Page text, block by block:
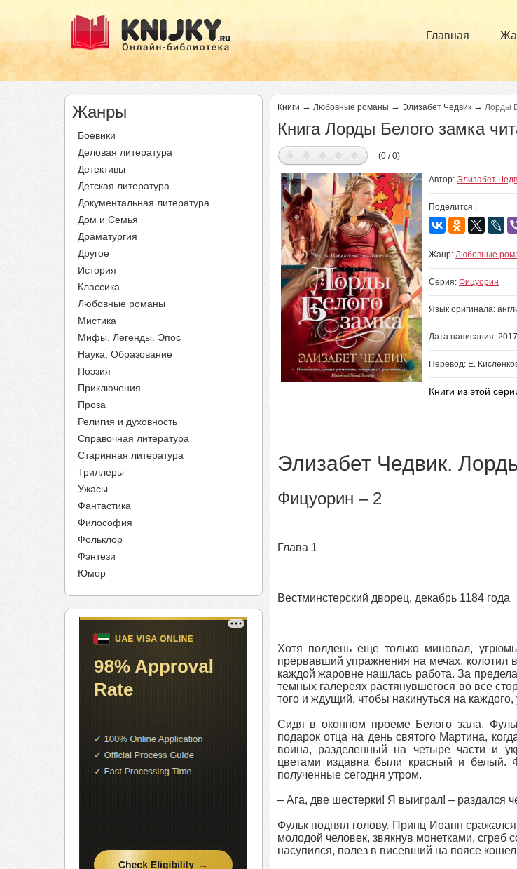
Главная
Жанры
Боевики
Деловая литература
Детективы
Детская литература
Документальная литература
Дом и Семья
Драматургия
Другое
История
Классика
Любовные романы
Мистика
Мифы. Легенды. Эпос
Наука, Образование
Поэзия
Приключения
Проза
Религия и духовность
Справочная литература
Старинная литература
Триллеры
Ужасы
Фантастика
Философия
Фольклор
Фэнтези
Юмор
Книги → Любовные романы → Элизабет Чедвик → Лорды
Книга Лорды Белого замка
(0 / 0)
Автор: Элизабет
Поделится :
Жанр: Любовные
Серия: Фицуорин
Язык оригинала:
Дата написания:
Перевод: Е.
Книги из этой
Элизабет Чедвик.
Фицуорин – 2
Глава 1
Вестминстерский дворец, декабрь 1184 года
Хотя полдень еще только миновал,
прервавший упражнения на мечах, колотил
каждой жаровне нашлась работа. За
темных галереях растянувшегося во все
того и ждущий, чтобы накинуться на
Сидя в оконном проеме Белого зала,
подарок отца на день святого Мартина,
воина, разделенный на четыре части и
цветами издавна были красный и белый.
полученные сегодня утром.
– Ага, две шестерки! Я выиграл! – раздался
Фульк поднял голову. Принц Иоанн
молодой человек, звякнув монетками, сгреб
насупился, полез в висевший на поясе